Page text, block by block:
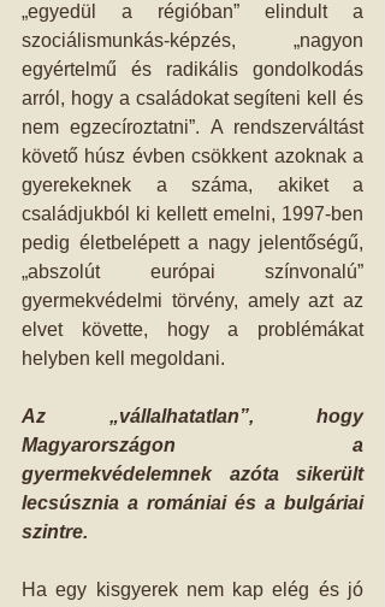
„egyedül a régióban” elindult a
szociálismunkás-képzés, „nagyon
egyértelmű és radikális gondolkodás
arról, hogy a családokat segíteni kell és
nem egzecíroztatni”. A rendszerváltást
követő húsz évben csökkent azoknak a
gyerekeknek a száma, akiket a
családjukból ki kellett emelni, 1997-ben
pedig életbelépett a nagy jelentőségű,
„abszolút európai színvonalú”
gyermekvédelmi törvény, amely azt az
elvet követte, hogy a problémákat
helyben kell megoldani.
Az „vállalhatatlan”, hogy
Magyarországon a
gyermekvédelemnek azóta sikerült
lecsúsznia a romániai és a bulgáriai
szintre.
Ha egy kisgyerek nem kap elég és jó